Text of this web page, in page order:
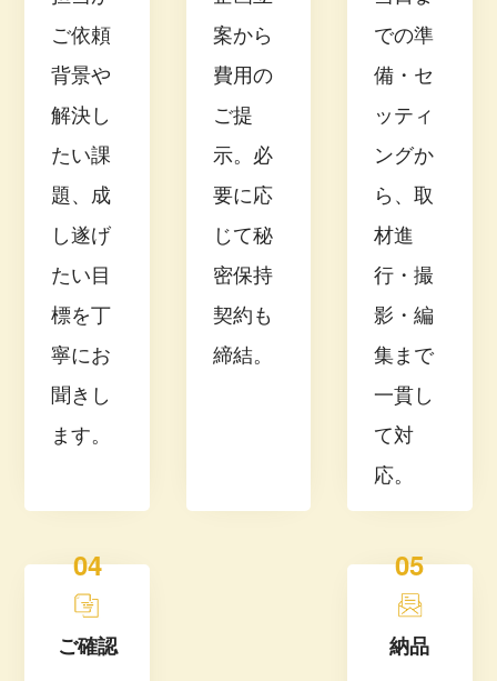
ご依頼
背景や
解決し
たい課
題、成
し遂げ
たい目
標を丁
寧にお
聞きし
ます。
案から
費用の
ご提
示。必
要に応
じて秘
密保持
契約も
締結。
での準
備・セ
ッティ
ングか
ら、取
材進
行・撮
影・編
集まで
一貫し
て対
応。
04
ご確認
05
納品